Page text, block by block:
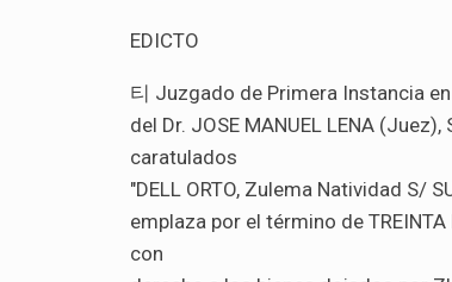
EDICTO
티 Juzgado de Primera Instancia
del Dr. JOSE MANUEL LENA
caratulados
"DELL ORTO, Zulema Natividad S/
emplaza por el término de
con